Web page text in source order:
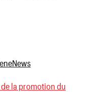
de la promotion du